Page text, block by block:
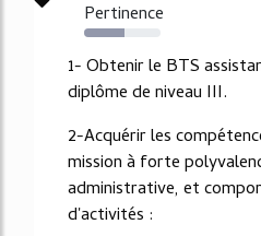
Pertinence
53%
1- Obtenir le BTS
diplôme de niveau III.
2-Acquérir les
mission à forte
administrative, et
d'activités :